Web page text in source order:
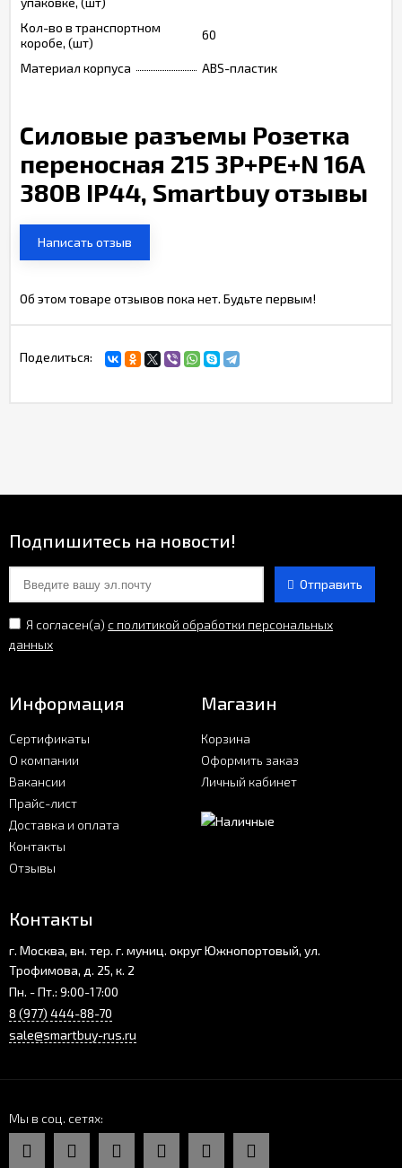
Кол-во в транспортном
коробе, (шт)
60
Материал корпуса ABS-пластик
Силовые разъемы Розетка
переносная 215 3Р+РЕ+N 16А
380В IP44, Smartbuy отзывы
Написать отзыв
Об этом товаре отзывов пока нет. Будьте первым!
Поделиться:
Подпишитесь на новости!
Отправить
Я согласен(a) с политикой обработки персональных
данных
Информация
Сертификаты
О компании
Вакансии
Прайс-лист
Доставка и оплата
Контакты
Отзывы
Магазин
Корзина
Оформить заказ
Личный кабинет
Контакты
г. Москва, вн. тер. г. муниц. округ Южнопортовый, ул.
Трофимова, д. 25, к. 2
Пн. - Пт.: 9:00-17:00
8 (977) 444-88-70
sale@smartbuy-rus.ru
Мы в соц. сетях